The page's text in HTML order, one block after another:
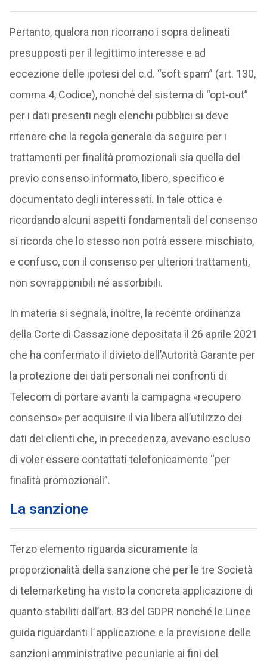
Pertanto, qualora non ricorrano i sopra delineati
presupposti per il legittimo interesse e ad
eccezione delle ipotesi del c.d. “soft spam” (art. 130,
comma 4, Codice), nonché del sistema di “opt-out”
per i dati presenti negli elenchi pubblici si deve
ritenere che la regola generale da seguire per i
trattamenti per finalità promozionali sia quella del
previo consenso informato, libero, specifico e
documentato degli interessati. In tale ottica e
ricordando alcuni aspetti fondamentali del consenso
si ricorda che lo stesso non potrà essere mischiato,
e confuso, con il consenso per ulteriori trattamenti,
non sovrapponibili né assorbibili.
In materia si segnala, inoltre, la recente ordinanza
della Corte di Cassazione depositata il 26 aprile 2021
che ha confermato il divieto dell’Autorità Garante per
la protezione dei dati personali nei confronti di
Telecom di portare avanti la campagna «recupero
consenso» per acquisire il via libera all’utilizzo dei
dati dei clienti che, in precedenza, avevano escluso
di voler essere contattati telefonicamente “per
finalità promozionali”.
La sanzione
Terzo elemento riguarda sicuramente la
proporzionalità della sanzione che per le tre Società
di telemarketing ha visto la concreta applicazione di
quanto stabiliti dall’art. 83 del GDPR nonché le Linee
guida riguardanti l´applicazione e la previsione delle
sanzioni amministrative pecuniarie ai fini del